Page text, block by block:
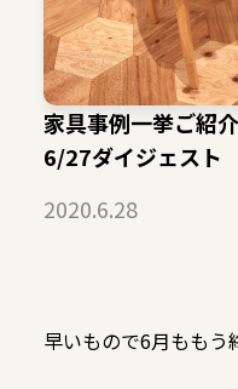
家具事例一挙ご紹
6/27ダイジェスト
2020.6.28
早いもので6月ももう